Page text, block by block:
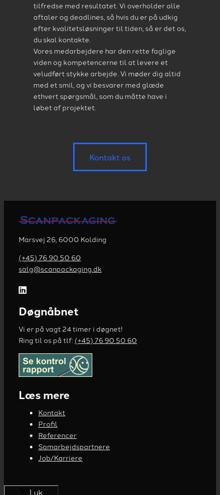
tilfredse med resultatet. Vi overholder alle
aftaler og deadlines, så hvis du er på udkig
efter kvalitetsløsninger til tiden, så er det os,
du skal kontakte.
Vores medarbejdere har den rette faglige
viden og kompetencerne til at levere et
veludført stykke arbejde. Vi møder dig altid
med et smil, og vi besvarer med glæde
ethvert spørgsmål, som du måtte have i
løbet af projektet.
Kontakt os
Marsvej 26, 6000 Kolding
(+45) 76 90 50 60
salg@scanpackaging.dk
Døgnåbnet
Vi er på vagt 24 timer i døgnet!
Ring til os på tlf: (+45) 76 90 50 60
Læs mere
Kontakt
Profil
Referencer
Samarbejdspartnere
Job/Karriere
Luk